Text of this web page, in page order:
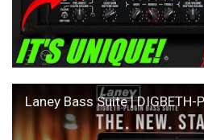
Laney Bass Suite | DIGBETH-